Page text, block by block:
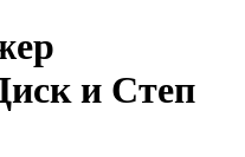
и Степ